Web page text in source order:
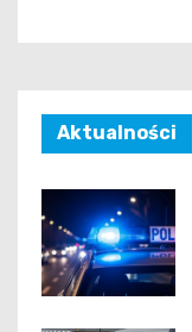
Aktualności